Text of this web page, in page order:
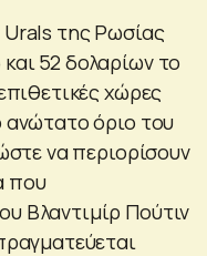
Urals της Ρωσίας
52 δολαρίων το
χώρες
ανώτατο όριο του
να περιορίσουν
που
Βλαντιμίρ Πούτιν